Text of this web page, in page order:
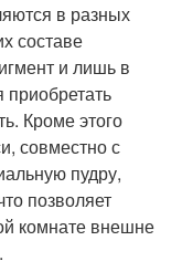
в разных
составе
и лишь в
приобретать
Кроме этого
совместно с
пудру,
позволяет
комнате внешне